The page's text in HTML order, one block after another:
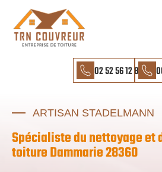
02 52 56 12 85
ARTISAN STADELMANN
Spécialiste du nettoyage et
toiture Dammarie 28360